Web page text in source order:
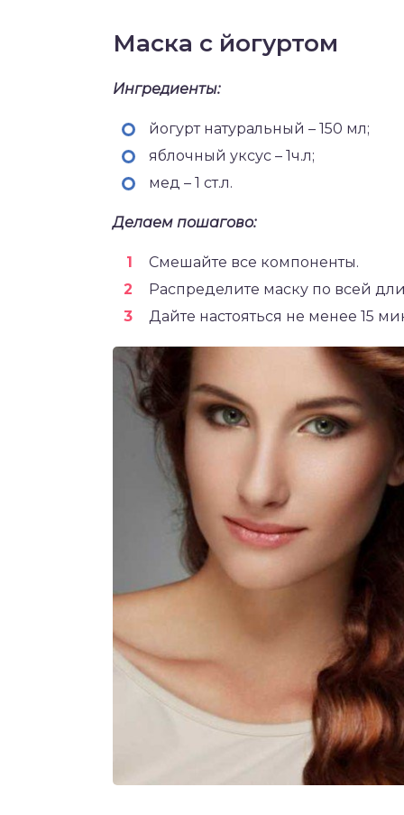
Маска с йогуртом
Ингредиенты:
йогурт натуральный – 150 мл;
яблочный уксус – 1ч.л;
мед – 1 ст.л.
Делаем пошагово:
Смешайте все компоненты.
Распределите маску по всей
Дайте настояться не менее 15